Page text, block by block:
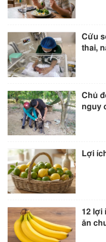
Cứu
thai,
Chủ
nguy
Lợi
12 lợi
ăn